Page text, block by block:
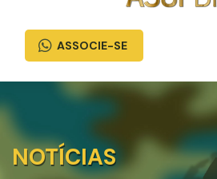
ASSOCIE-SE
NOTÍCIAS